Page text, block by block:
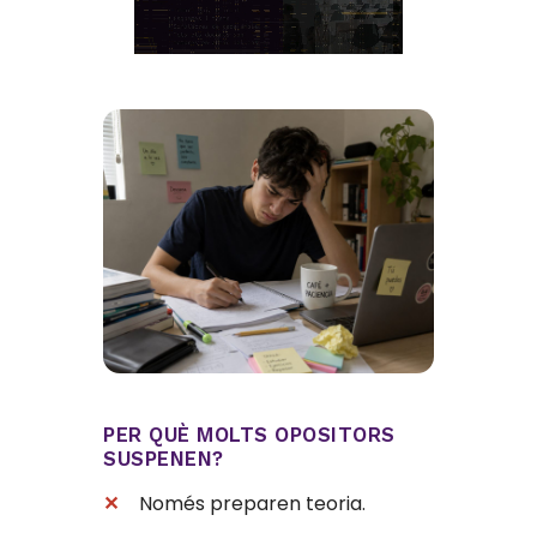
PER QUÈ MOLTS OPOSITORS
SUSPENEN?
✕
Només preparen teoria.